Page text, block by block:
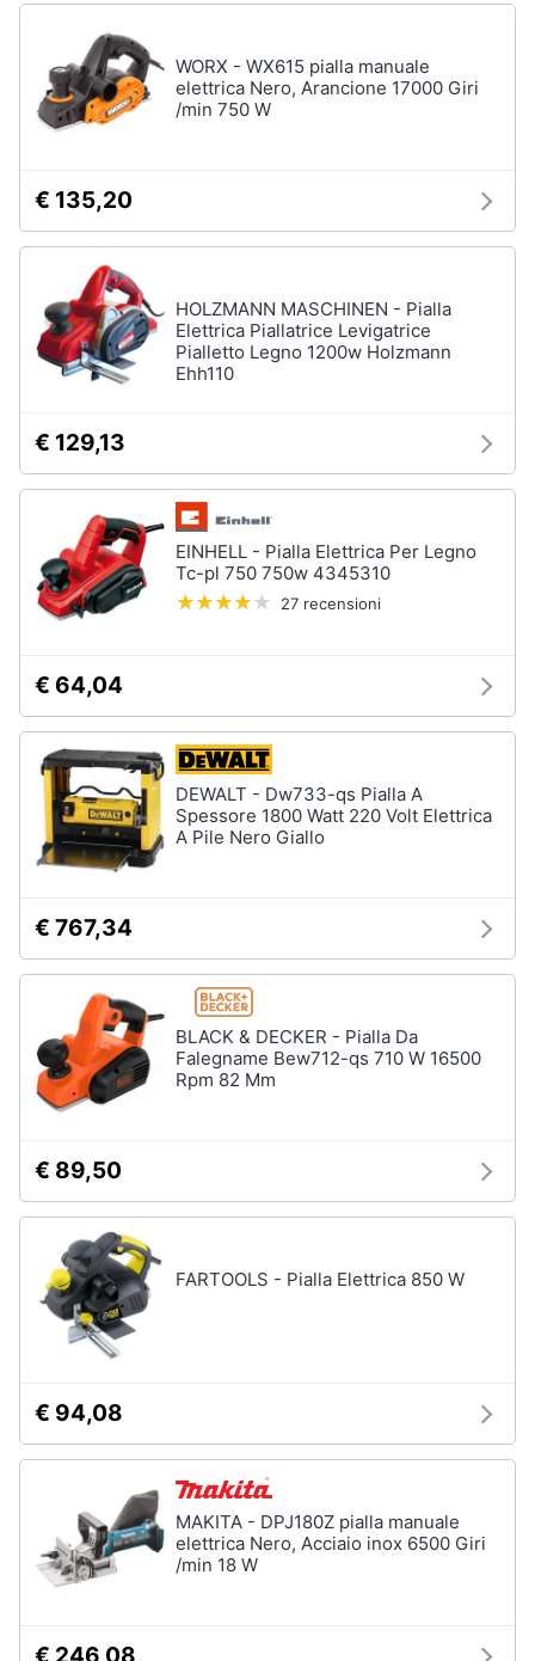
WORX - WX615 pialla manuale
elettrica Nero, Arancione 17000 Giri
/min 750 W
€ 135,20
HOLZMANN MASCHINEN - Pialla
Elettrica Piallatrice Levigatrice
Pialletto Legno 1200w Holzmann
Ehh110
€ 129,13
EINHELL - Pialla Elettrica Per Legno
Tc-pl 750 750w 4345310
27 recensioni
€ 64,04
DEWALT - Dw733-qs Pialla A
Spessore 1800 Watt 220 Volt Elettrica
A Pile Nero Giallo
€ 767,34
BLACK & DECKER - Pialla Da
Falegname Bew712-qs 710 W 16500
Rpm 82 Mm
€ 89,50
FARTOOLS - Pialla Elettrica 850 W
€ 94,08
MAKITA - DPJ180Z pialla manuale
elettrica Nero, Acciaio inox 6500 Giri
/min 18 W